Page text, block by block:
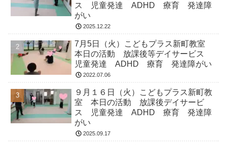
ス 児童発達 ADHD 療育 発達障
がい
2025.12.22
7月5日（火）こどもプラス新町教室
本日の活動 放課後等デイサービス
児童発達 ADHD 療育 発達障がい
2022.07.06
９月１６日（火）こどもプラス新町教
室 本日の活動 放課後デイサービ
ス 児童発達 ADHD 療育 発達障
がい
2025.09.17